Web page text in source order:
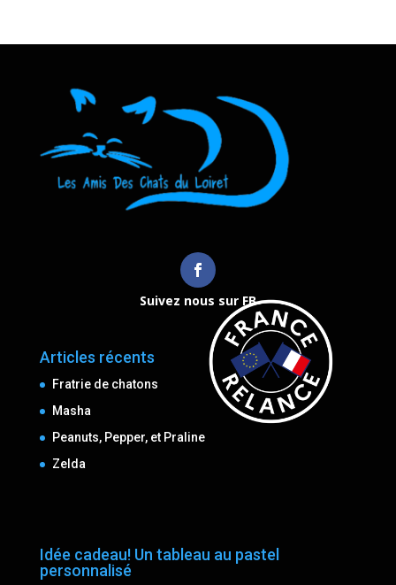
Suivez nous sur FB
Articles récents
Fratrie de chatons
Masha
Peanuts, Pepper, et Praline
Zelda
Idée cadeau! Un tableau au pastel
personnalisé